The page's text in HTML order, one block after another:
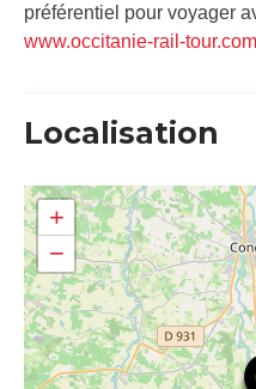
préférentiel pour voyager
www.occitanie-rail-tour.com
Localisation
+
−